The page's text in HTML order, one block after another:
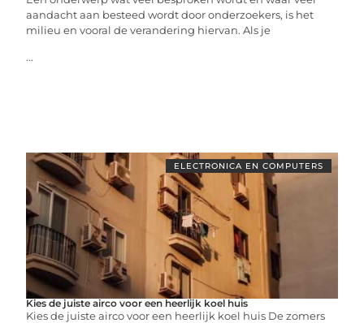
aandacht aan besteed wordt door onderzoekers, is het
milieu en vooral de verandering hiervan. Als je
...
ELECTRONICA EN COMPUTERS
Kies de juiste airco voor een heerlijk koel huis
Kies de juiste airco voor een heerlijk koel huis De zomers